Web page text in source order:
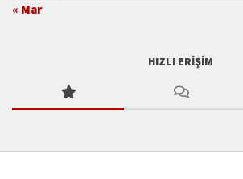
« Mar
HIZLI ERIŞIM